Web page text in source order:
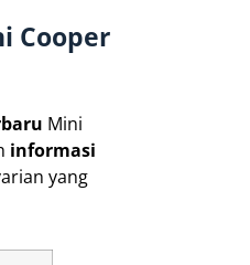
Cooper
Mini
informasi
yang